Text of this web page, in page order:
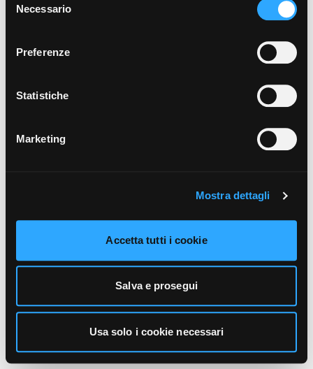
prosegui” o decidere di accettare tutti i cookie, cliccando
sul pulsante “Accetta tutti i cookie”. Cliccando sul tasto
unicamente i cookie necessari alla navigazione. Per
funzionamento, puoi prendere visione dell’informativa
cliccando qui.
delNecessario
Preferenze
Statistiche
Marketing
Mostra dettagli
Accetta tutti i cookie
Salva e prosegui
Usa solo i cookie necessari
404